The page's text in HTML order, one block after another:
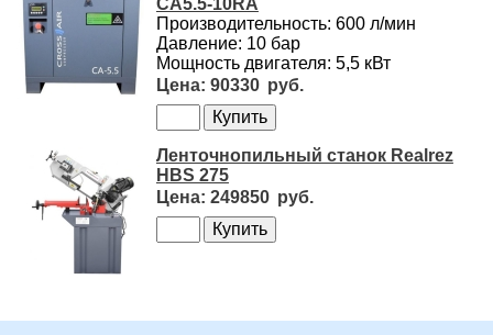
CA5.5-10RA
Производительность: 600 л/мин
Давление: 10 бар
Мощность двигателя: 5,5 кВт
90330
Ленточнопильный станок Realrez
HBS 275
249850